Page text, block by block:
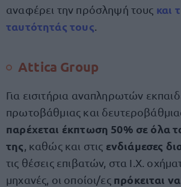
αναφέρει την πρόσληψή τους και
ταυτότητάς τους
Attica Group
Για εισιτήρια αναπληρωτών
πρωτοβάθμιας και
παρέχεται έκπτωση 50% σε όλα
της , καθώς και στις ενδιάμεσες
τις θέσεις επιβατών, στα Ι.Χ.
μηχανές, οι οποίοι/εςπρόκειται